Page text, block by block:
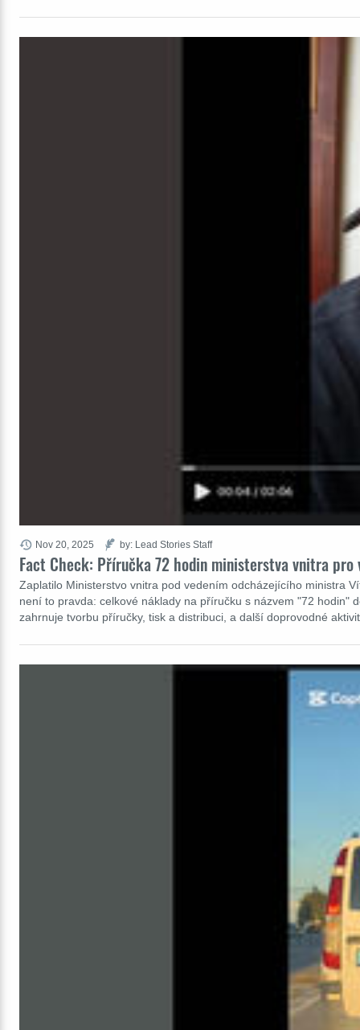
Fact Check: Příručka 72 hodin ministerstva vnitra
Zaplatilo Ministerstvo vnitra pod vedením odcházejícího ministra
není to pravda: celkové náklady na příručku s názvem "72 hodin"
zahrnuje tvorbu příručky, tisk a distribuci, a další doprovodné
Nov 20, 2025 by: Lead Stories Staff